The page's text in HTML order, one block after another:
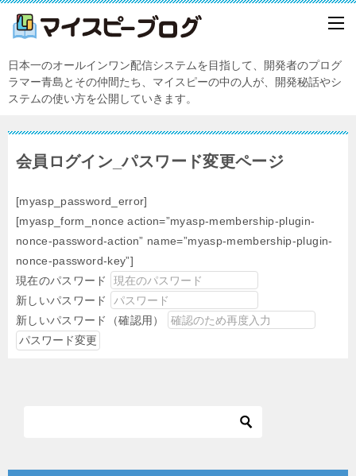
日本一のオールインワン配信システムを目指して、開発者のプログ
ラマー青島とその仲間たち、マイスピーの中の人が、開発秘話やシ
ステムの使い方を公開していきます。
会員ログイン_パスワード変更ページ
[myasp_password_error]
[myasp_form_nonce action=”myasp-membership-plugin-
nonce-password-action” name=”myasp-membership-plugin-
nonce-password-key”]
現在のパスワード
新しいパスワード
新しいパスワード（確認用）